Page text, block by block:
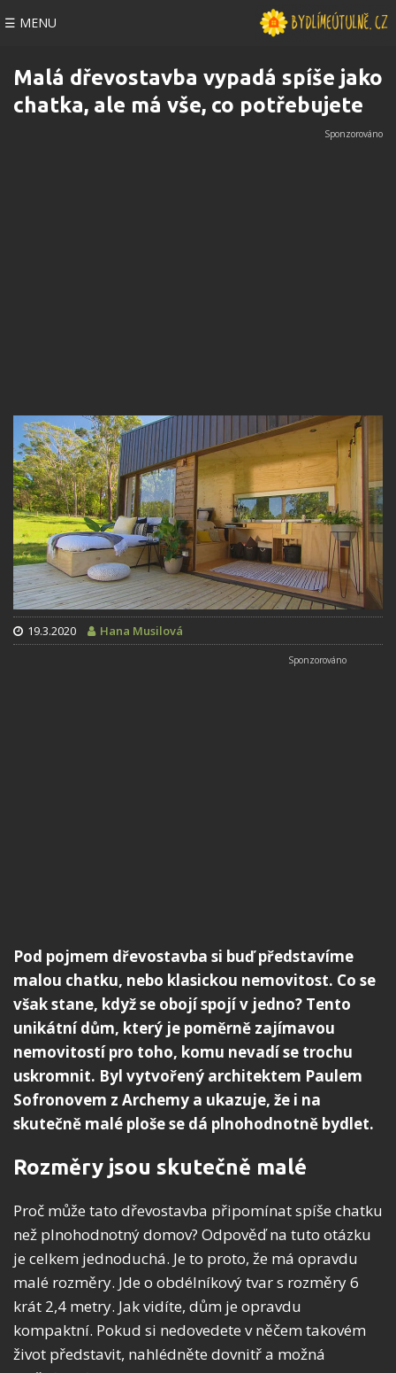
☰ MENU
Malá dřevostavba vypadá spíše jako
chatka, ale má vše, co potřebujete
19.3.2020 Hana Musilová
Pod pojmem dřevostavba si buď představíme
malou chatku, nebo klasickou nemovitost. Co se
však stane, když se obojí spojí v jedno? Tento
unikátní dům, který je poměrně zajímavou
nemovitostí pro toho, komu nevadí se trochu
uskromnit. Byl vytvořený architektem Paulem
Sofronovem z Archemy a ukazuje, že i na
skutečně malé ploše se dá plnohodnotně bydlet.
Rozměry jsou skutečně malé
Proč může tato dřevostavba připomínat spíše chatku
než plnohodnotný domov? Odpověď na tuto otázku
je celkem jednoduchá. Je to proto, že má opravdu
malé rozměry. Jde o obdélníkový tvar s rozměry 6
krát 2,4 metry. Jak vidíte, dům je opravdu
kompaktní. Pokud si nedovedete v něčem takovém
život představit, nahlédněte dovnitř a možná